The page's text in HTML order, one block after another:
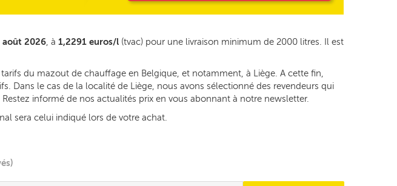
août 2026, à 1,2291 euros/l (tvac) pour une livraison minimum de 2000 litres. Il est
du mazout de chauffage en Belgique, et notamment, à Liège. A cette fin,
Dans le cas de la localité de Liège, nous avons sélectionné des revendeurs qui
informé de nos actualités prix en vous abonnant à notre newsletter.
sera celui indiqué lors de votre achat.